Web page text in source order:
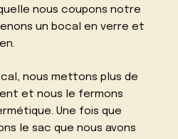
nous coupons notre
un bocal en verre et
nous mettons plus de
et nous le fermons
Une fois que
le sac que nous avons